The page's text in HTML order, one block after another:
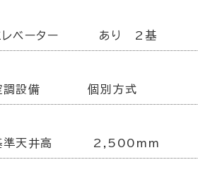
レベーター あり 2基
調設備 個別方式
準天井高 2,500mm